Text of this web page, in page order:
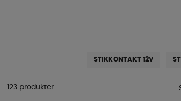
STIKKONTAKT 12V
123 produkter